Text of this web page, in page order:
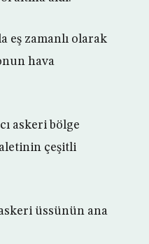
eş zamanlı olarak
hava
askeri bölge
çeşitli
üssünün ana